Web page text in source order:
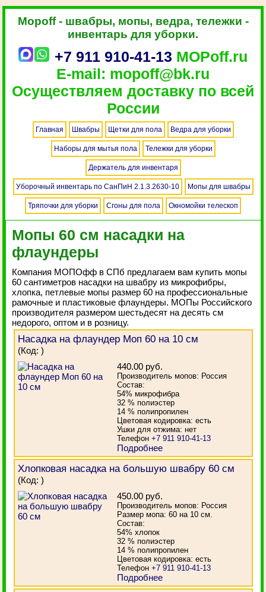
Mopoff - швабры, мопы, ведра, тележки -
инвентарь для уборки.
+7 911 910-41-13 MOPoff.ru
E-mail: mopoff@bk.ru
Осуществляем доставку по всей
России
Главная Швабры Щетки для пола Ведра для уборки
Наборы для мытья пола Тележки для уборки
Держатель для инвентаря
Уборочный инвентарь по СанПиН 2.1.3.2630-10 Мопы для швабры
Тряпочки для уборки Сгоны для пола Окномойки телескоп
Мопы 60 см насадки на
флаундеры
Компания МОПОфф в СПб предлагаем вам купить мопы
60 сантиметров насадки на швабру из микрофибры,
хлопка, петлевые мопы размер 60 на профессиональные
рамочные и пластиковые флаундеры. МОПы Российского
производителя размером шестьдесят на десять см
недорого, оптом и в розницу.
Насадка на флаундер Моп 60 на 10 см
(Код:)
440.00 руб.
Производитель мопов: Россия
Состав:
54% микрофибра
32 % полиэстер
14 % полипропилен
Цветовая кодировка: есть
Ушки для отжима: нет
Телефон+7 911 910-41-13
Подробнее
Хлопковая насадка на большую швабру 60 см
(Код:)
450.00 руб.
Производитель мопов: Россия
Размер мопа: 60 на 10 см.
Состав:
54% хлопок
32 % полиэстер
14 % полипропилен
Цветовая кодировка: есть
Телефон+7 911 910-41-13
Подробнее